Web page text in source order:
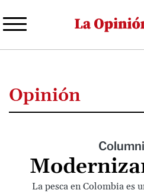
al
Opinión
La pesca en Colombia es